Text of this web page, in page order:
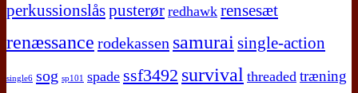
perkussionslåspusterør redhawk rensesæt
renæssance rodekassen samuraisingle-action
single6 sog sp101 spade ssf3492 survival threaded træning